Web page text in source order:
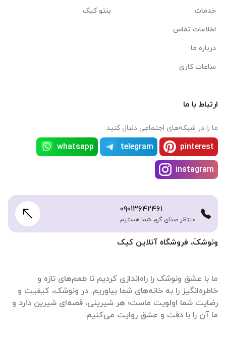
ونوشکَ، فروشگاه آنلاین کیک
ما با عشق ونوشک را راه‌اندازی کردیم تا طعم‌های تازه و
خاطره‌انگیز را به خانه‌های شما بیاوریم. در ونوشک، کیفیت و
رضایت شما اولویت ماست؛ هر شیرینی، قصه‌ای شیرین دارد و
ما آن را با دقت و عشق روایت می‌کنیم.
خدمات
اطلاعات تماس
درباره ما
ساعات کاری
بنتو کیک
ارتباط با ما
ما را در شبکه‌های اجتماعی دنبال کنید
pinterest
telegram
whatsapp
instagram
۰۹۰۱۳۶۴۲۴۶۱
منتظر صدای گرم شما هستیم